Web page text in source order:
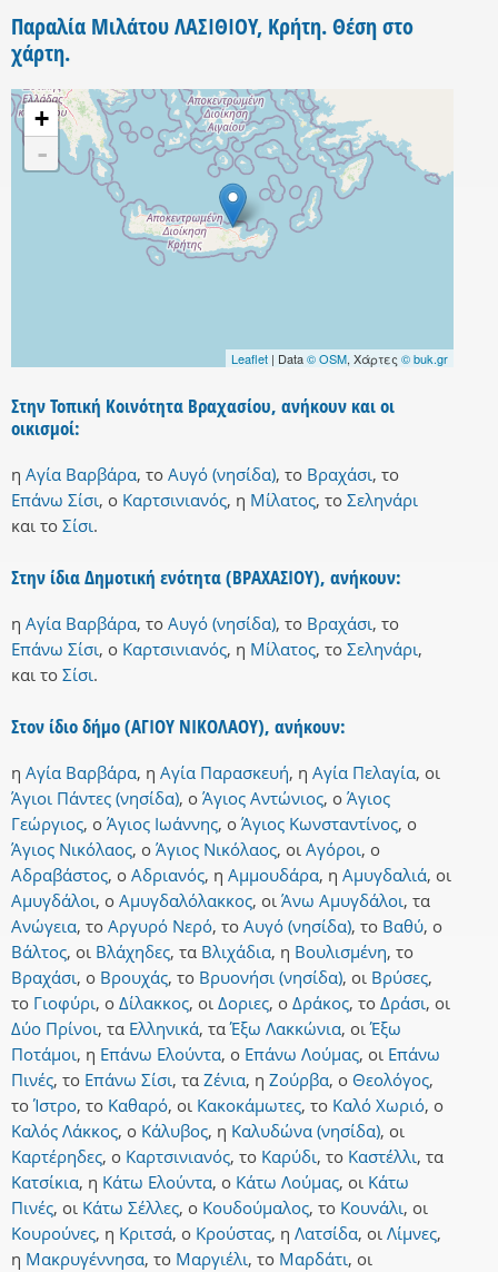
Παραλία Μιλάτου ΛΑΣΙΘΙΟΥ, Κρήτη. Θέση στο
χάρτη.
+
-
Leaflet | Data© OSM, Χάρτες © buk.gr
Στην Τοπική Κοινότητα Βραχασίου, ανήκουν και οι
οικισμοί:
η Αγία Βαρβάρα, το Αυγό (νησίδα), το Βραχάσι, το
Επάνω Σίσι, ο Καρτσινιανός, η Μίλατος, το Σεληνάρι
και το Σίσι.
Στην ίδια Δημοτική ενότητα (ΒΡΑΧΑΣΙΟΥ), ανήκουν:
η Αγία Βαρβάρα, το Αυγό (νησίδα), το Βραχάσι, το
Επάνω Σίσι, ο Καρτσινιανός, η Μίλατος, το Σεληνάρι,
και το Σίσι.
Στον ίδιο δήμο (ΑΓΙΟΥ ΝΙΚΟΛΑΟΥ), ανήκουν:
η Αγία Βαρβάρα, η Αγία Παρασκευή, η Αγία Πελαγία, οι
Άγιοι Πάντες (νησίδα), ο Άγιος Αντώνιος, ο Άγιος
Γεώργιος, ο Άγιος Ιωάννης, ο Άγιος Κωνσταντίνος, ο
Άγιος Νικόλαος, ο Άγιος Νικόλαος, οι Αγόροι, ο
Αδραβάστος, ο Αδριανός, η Αμμουδάρα, η Αμυγδαλιά, οι
Αμυγδάλοι, ο Αμυγδαλόλακκος, οι Άνω Αμυγδάλοι, τα
Ανώγεια, το Αργυρό Νερό, το Αυγό (νησίδα), το Βαθύ, ο
Βάλτος, οι Βλάχηδες, τα Βλιχάδια, η Βουλισμένη, το
Βραχάσι, ο Βρουχάς, το Βρυονήσι (νησίδα), οι Βρύσες,
το Γιοφύρι, ο Δίλακκος, οι Δοριες, ο Δράκος, το Δράσι, οι
Δύο Πρίνοι, τα Ελληνικά, τα Έξω Λακκώνια, οι Έξω
Ποτάμοι, η Επάνω Ελούντα, ο Επάνω Λούμας, οι Επάνω
Πινές, το Επάνω Σίσι, τα Ζένια, η Ζούρβα, ο Θεολόγος,
το Ίστρο, το Καθαρό, οι Κακοκάμωτες, το Καλό Χωριό, ο
Καλός Λάκκος, ο Κάλυβος, η Καλυδώνα (νησίδα), οι
Καρτέρηδες, ο Καρτσινιανός, το Καρύδι, το Καστέλλι, τα
Κατσίκια, η Κάτω Ελούντα, ο Κάτω Λούμας, οι Κάτω
Πινές, οι Κάτω Σέλλες, ο Κουδούμαλος, το Κουνάλι, οι
Κουρούνες, η Κριτσά, ο Κρούστας, η Λατσίδα, οι Λίμνες,
η Μακρυγέννησα, το Μαργιέλι, το Μαρδάτι, οι